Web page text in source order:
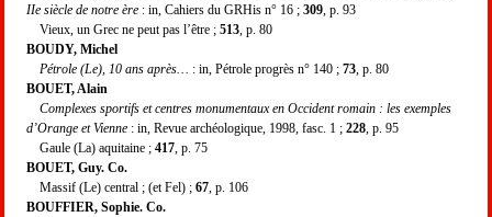
IIe siècle de notre ère : in, Cahiers du GRHis n° 16 ; 309 , p. 93
Vieux, un Grec ne peut pas l’être ; 513 , p. 80
BOUDY, Michel
Pétrole (Le), 10 ans après…
: in, Pétrole progrès n° 140 ; 73 , p. 80
BOUET, Alain
Complexes sportifs et centres monumentaux en Occident romain : les exemples
d’Orange et Vienne : in, Revue archéologique, 1998, fasc. 1 ; 228 , p. 95
Gaule (La) aquitaine ; 417 , p. 75
BOUET, Guy. Co.
Massif (Le) central ; (et Fel) ; 67 , p. 106
BOUFFIER, Sophie. Co.